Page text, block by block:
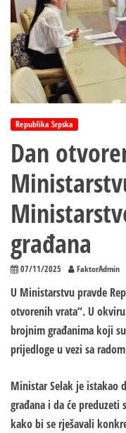
Republika Srpska
Dan
građana
07/11/2025 FaktorAdmin
U Ministarstvu pravde
otvorenih vrata“. U
brojnim građanima koji
prijedloge u vezi sa
Ministar Selak je istakao
građana i da će
kako bi se rješavali